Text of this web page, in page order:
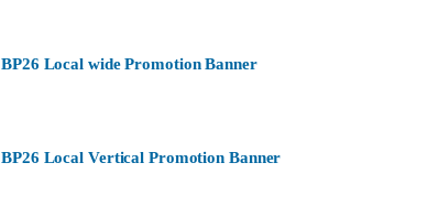
BP26 Local wide Promotion Banner
BP26 Local Vertical Promotion Banner